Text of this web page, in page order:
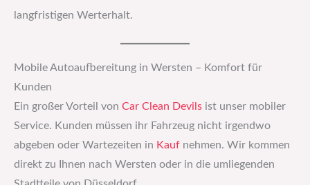
langfristigen Werterhalt.
Mobile Autoaufbereitung in Wersten – Komfort für
Kunden
Ein großer Vorteil von Car Clean Devils ist unser mobiler
Service. Kunden müssen ihr Fahrzeug nicht irgendwo
abgeben oder Wartezeiten in Kauf nehmen. Wir kommen
direkt zu Ihnen nach Wersten oder in die umliegenden